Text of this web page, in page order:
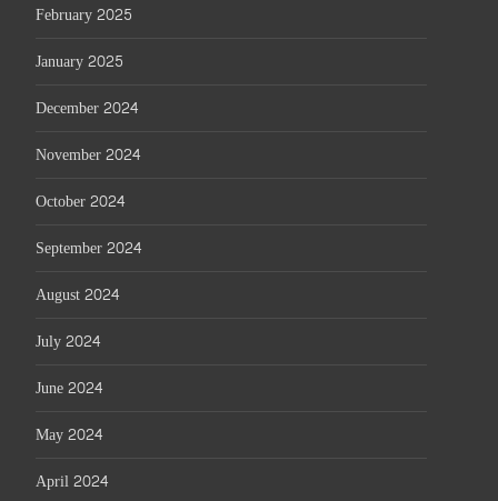
February 2025
January 2025
December 2024
November 2024
October 2024
September 2024
August 2024
July 2024
June 2024
May 2024
April 2024